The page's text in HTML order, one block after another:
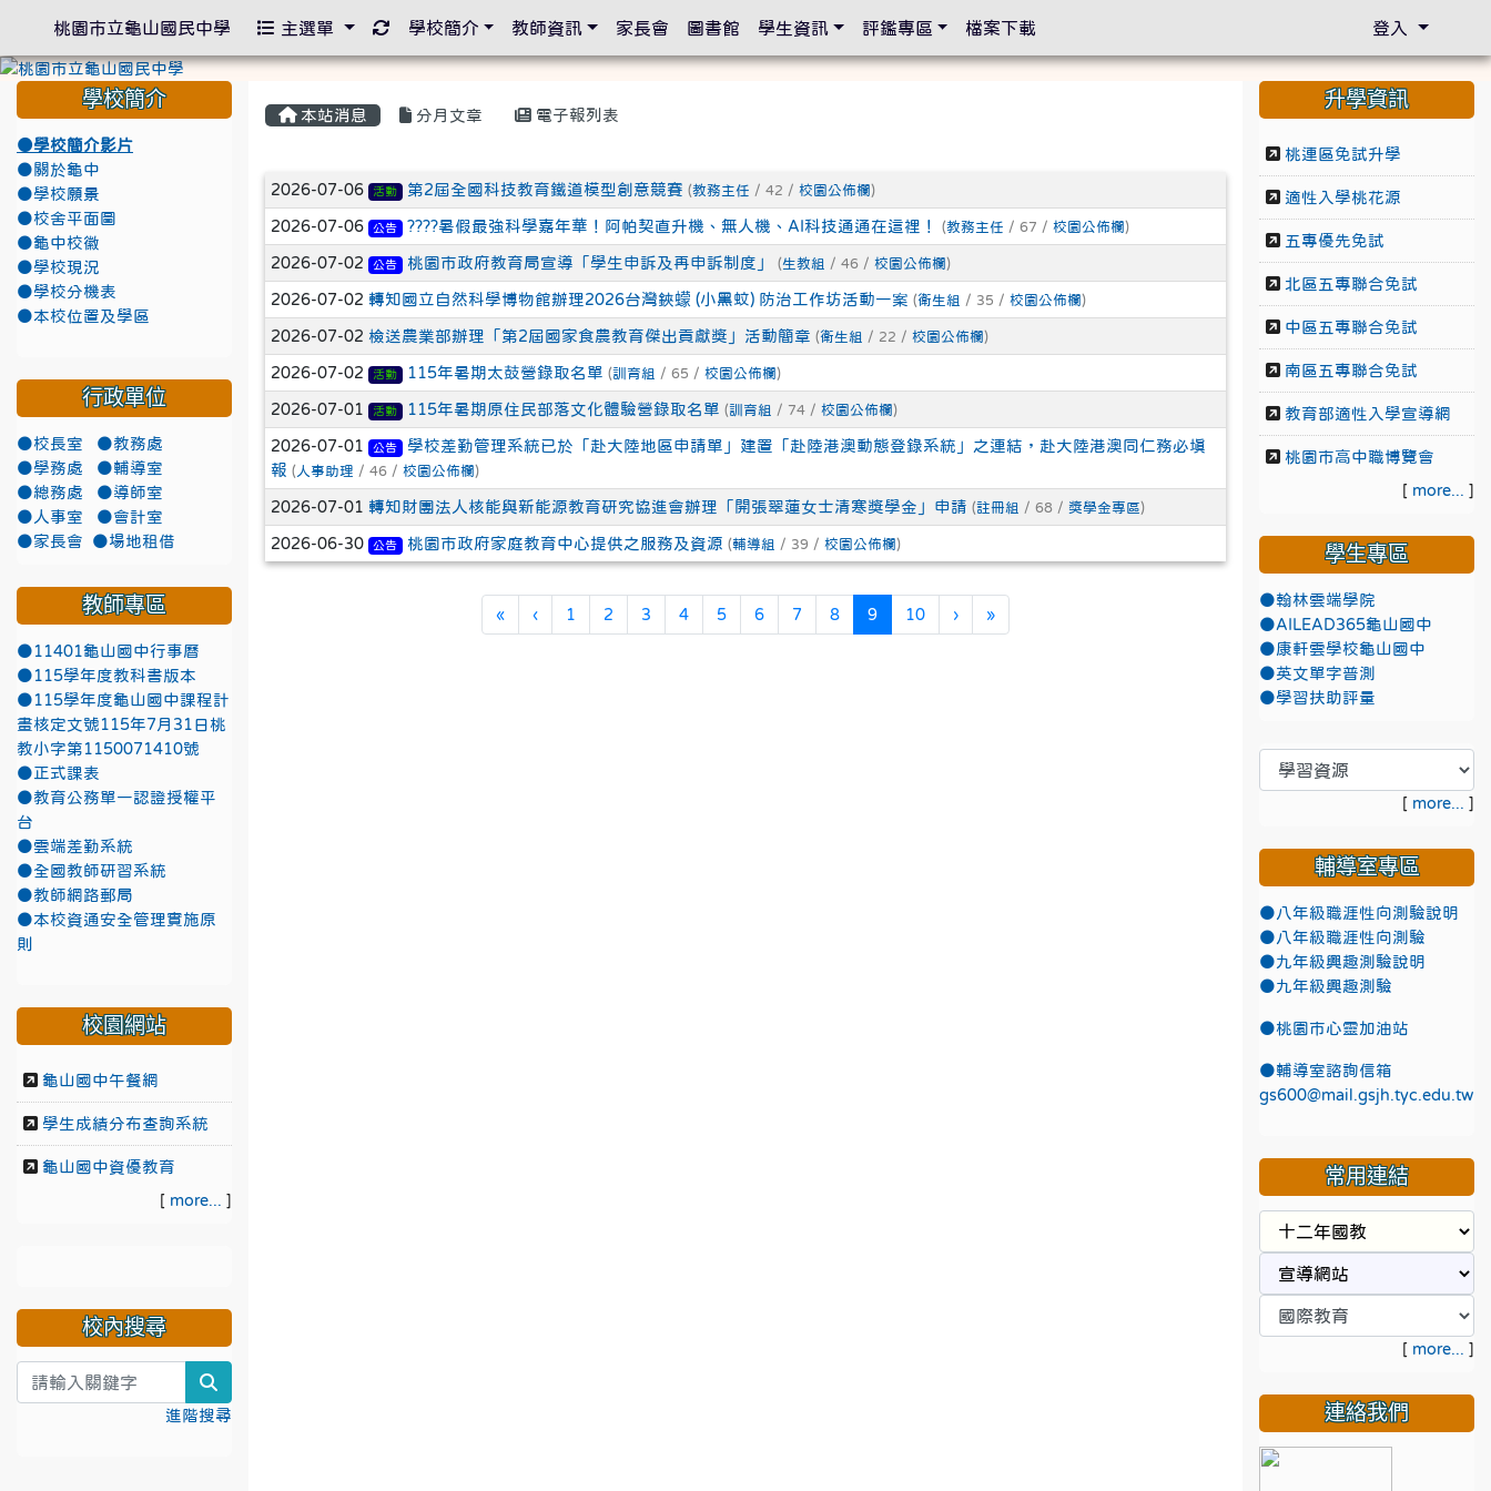
本站消息 分月文章 電子報列表
文章列表
2026-07-06 活動 第2屆全國科技教育鐵道模型創意競賽 (教務主任 / 42 / 校園公佈欄 )
2026-07-06 公告 ????暑假最強科學嘉年華！阿帕契直升機、無人機、AI科技通通在這裡！ (教務主任 / 67 / 校園公佈欄 )
2026-07-02 公告 桃園市政府教育局宣導「學生申訴及再申訴制度」 (生教組 / 46 / 校園公佈欄 )
2026-07-02 轉知國立自然科學博物館辦理2026台灣鋏蠓 (小黑蚊) 防治工作坊活動一案 (衛生組 / 35 / 校園公佈欄 )
2026-07-02 檢送農業部辦理「第2屆國家食農教育傑出貢獻獎」活動簡章 (衛生組 / 22 / 校園公佈欄 )
2026-07-02 活動 115年暑期太鼓營錄取名單 (訓育組 / 65 / 校園公佈欄 )
2026-07-01 活動 115年暑期原住民部落文化體驗營錄取名單 (訓育組 / 74 / 校園公佈欄 )
2026-07-01 公告
學校差勤管理系統已於「赴大陸地區申請單」建置「赴陸港澳動態登錄系統」之連結，赴大陸港澳同仁務必填
報 ( 人事助理 / 46 / 校園公佈欄 )
2026-07-01 轉知財團法人核能與新能源教育研究協進會辦理「開張翠蓮女士清寒獎學金」申請 (註冊組 / 68 / 獎學金專區)
2026-06-30 公告 桃園市政府家庭教育中心提供之服務及資源 (輔導組 / 39 / 校園公佈欄 )
«第一頁
‹上一頁
1 2 3 4 5 6 7 8 9(目前頁次)
10 ›下一頁
»最後頁
學校簡介
●學校簡介影片
●關於龜中
●學校願景
●校舍平面圖
●龜中校徽
●學校現況
●學校分機表
●本校位置及學區
行政單位
●校長室
●教務處
●學務處
●輔導室
●總務處
●導師室
●人事室
●會計室
●家長會
●場地租借
教師專區
●11401龜山國中行事曆
●115學年度教科書版本
●115學年度龜山國中課程計
畫核定文號115年7月31日桃
教小字第1150071410號
●正式課表
●教育公務單一認證授權平
台
●雲端差勤系統
●全國教師研習系統
●教師網路郵局
●本校資通安全管理實施原
則
校園網站
龜山國中午餐網
學生成績分布查詢系統
龜山國中資優教育
[ more... ]
校內搜尋
進階搜尋
升學資訊
桃連區免試升學
適性入學桃花源
五專優先免試
北區五專聯合免試
中區五專聯合免試
南區五專聯合免試
教育部適性入學宣導網
桃園市高中職博覽會
[ more... ]
學生專區
●翰林雲端學院
●AILEAD365龜山國中
●康軒雲學校龜山國中
●英文單字普測
●學習扶助評量
[ more... ]
輔導室專區
●八年級職涯性向測驗說明
●八年級職涯性向測驗
●九年級興趣測驗說明
●九年級興趣測驗
●桃園市心靈加油站
●輔導室諮詢信箱
gs600@mail.gsjh.tyc.edu.tw
常用連結
[ more... ]
連絡我們
桃園市立龜山國民中學 主選單 重新取得佈景設定
學校簡介 教師資訊 家長會 圖書館 學生資訊 評鑑專區 檔案下載 登入